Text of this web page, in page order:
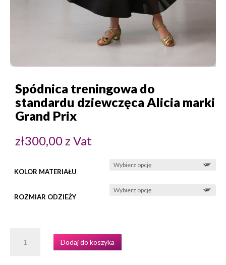
Spódnica treningowa do
standardu dziewczęca Alicia marki
Grand Prix
zł300,00z Vat
KOLOR MATERIAŁU
ROZMIAR ODZIEŻY
SPÓDNICA
Dodaj do koszyka